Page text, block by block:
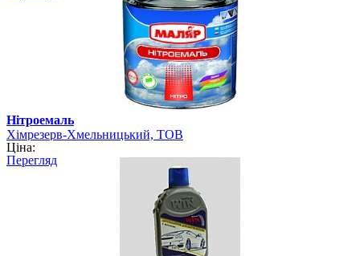
Нітроемаль
Хімрезерв-Хмельницький, ТОВ
Ціна:
Перегляд